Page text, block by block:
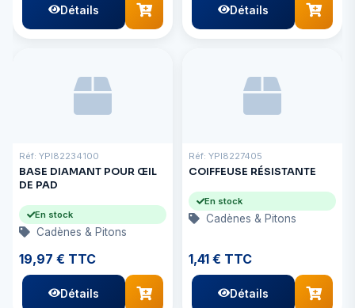
Détails Détails
Réf: YPI82234100
BASE DIAMANT POUR ŒIL
DE PAD
En stock
Cadènes & Pitons
19,97 € TTC
Détails
Réf: YPI8227405
COIFFEUSE RÉSISTANTE
En stock
Cadènes & Pitons
1,41 € TTC
Détails